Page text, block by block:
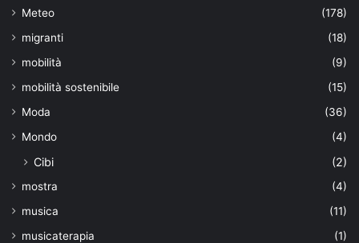
Meteo
(178)
migranti
(18)
mobilità
(9)
mobilità sostenibile
(15)
Moda
(36)
Mondo
(4)
Cibi (2)
mostra
(4)
musica
(11)
musicaterapia
(1)